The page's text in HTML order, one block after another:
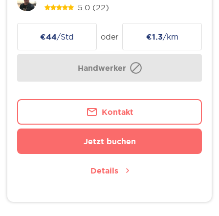
5.0 (22)
€44/Std oder €1.3/km
Handwerker
Kontakt
Jetzt buchen
Details